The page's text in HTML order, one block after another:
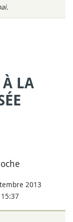
À LA
oche
2013
15:37